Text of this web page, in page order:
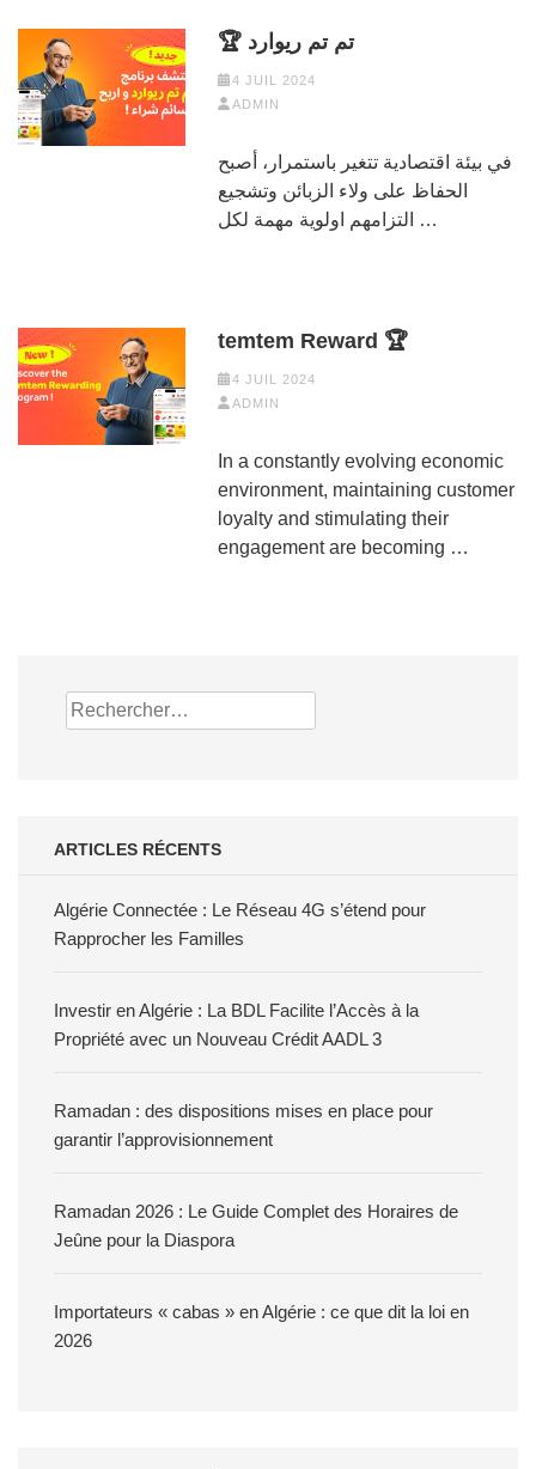
🏆 تم تم ريوارد
4 JUIL 2024
ADMIN
في بيئة اقتصادية تتغير باستمرار، أصبح
الحفاظ على ولاء الزبائن وتشجيع
التزامهم اولوية مهمة لكل …
temtem Reward 🏆
4 JUIL 2024
ADMIN
In a constantly evolving economic
environment, maintaining customer
loyalty and stimulating their
engagement are becoming …
Rechercher :
ARTICLES RÉCENTS
Algérie Connectée : Le Réseau 4G s’étend pour
Rapprocher les Familles
Investir en Algérie : La BDL Facilite l’Accès à la
Propriété avec un Nouveau Crédit AADL 3
Ramadan : des dispositions mises en place pour
garantir l’approvisionnement
Ramadan 2026 : Le Guide Complet des Horaires de
Jeûne pour la Diaspora
Importateurs « cabas » en Algérie : ce que dit la loi en
2026